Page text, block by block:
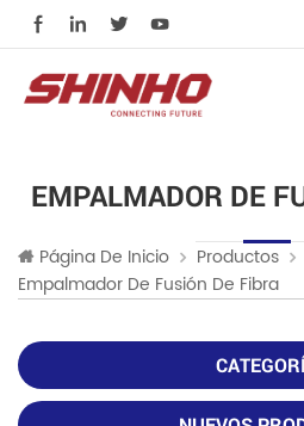
EMPALMADOR DE
Página De Inicio
Productos
Empalmador De Fusión De Fibra